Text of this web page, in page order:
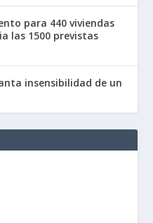
para 440 viviendas
las 1500 previstas
insensibilidad de un